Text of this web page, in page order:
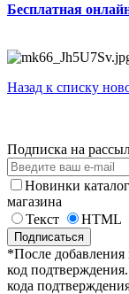
Бесплатная
Назад к списку
Подписка на
Новинки
магазина
Текст
HTML
*После добавления
код
кода